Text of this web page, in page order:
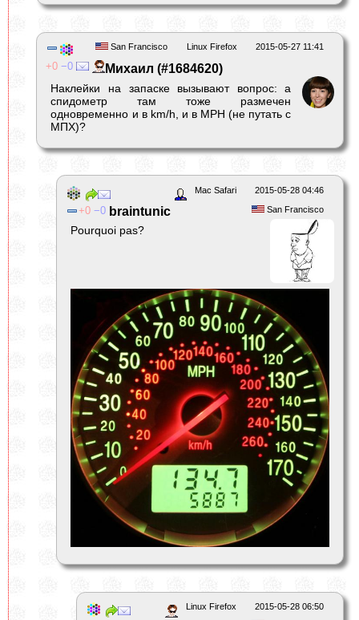
2015-05-27 11:41
Linux Firefox
San Francisco
0 0 Михаил (#1684620)
Наклейки на запаске вызывают вопрос: а
спидометр там тоже размечен
одновременно и в km/h, и в MPH (не путать с
МПХ)?
2015-05-28 04:46
Mac Safari
San Francisco
0 0 braintunic
Pourquoi pas?
2015-05-28 06:50
Linux Firefox